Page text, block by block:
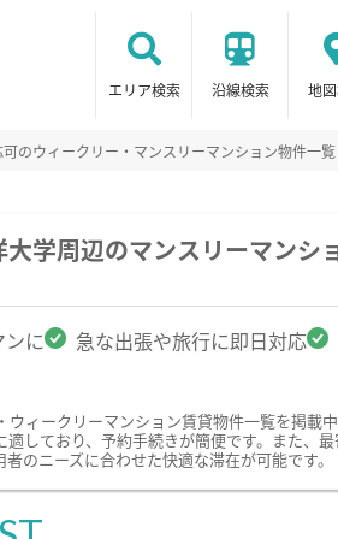
エリア検索 沿線検索 地
のウィークリー・マンスリーマンション物件一覧
学周辺のマンスリーマンシ
に 急な出張や旅行に即日対応
ィークリーマンション賃貸物件一覧を掲
しており、予約手続きが簡便です。また、
のニーズに合わせた快適な滞在が可能です。